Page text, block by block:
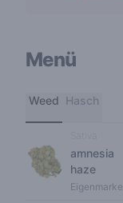
Menü
Weed Hasch
amnesia
haze
Eigenmarke